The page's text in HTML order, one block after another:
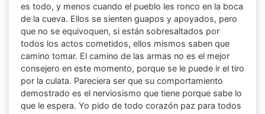
es todo, y menos cuando el pueblo les ronco en la boca
de la cueva. Ellos se sienten guapos y apoyados, pero
que no se equivoquen, si están sobresaltados por
todos los actos cometidos, ellos mismos saben que
camino tomar. El camino de las armas no es el mejor
consejero en este momento, porque se le puede ir el tiro
por la culata. Pareciera ser que su comportamiento
demostrado es el nerviosismo que tiene porque sabe lo
que le espera. Yo pido de todo corazón paz para todos